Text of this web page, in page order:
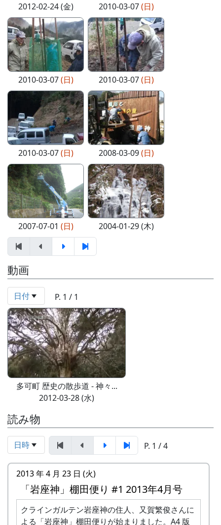
2012-02-24 (金) 2010-03-07(日)
2010-03-07(日) 2010-03-07(日)
2010-03-07(日) 2008-03-09(日)
2007-07-01 (日) 2004-01-29 (木)
動画
日付 P. 1 / 1
多可町 歴史の散歩道 - 神々...
2012-03-28 (水)
読み物
日時 P. 1 / 4
2013 年 4 月 23 日 (火)
「岩座神」棚田便り #1 2013年4月号
クラインガルテン岩座神の住人、又賀繁俊さんに
よる「岩座神」棚田便りが始まりました。A4 版